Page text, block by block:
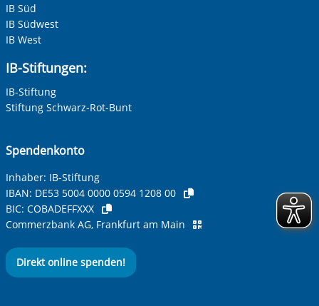
IB Süd
IB Südwest
IB West
IB-Stiftungen:
IB-Stiftung
Stiftung Schwarz-Rot-Bunt
Spendenkonto
Inhaber: IB-Stiftung
IBAN: DE53 5004 0000 0594 1208 00
BIC: COBADEFFXXX
Commerzbank AG, Frankfurt am Main
Direkt online spenden!